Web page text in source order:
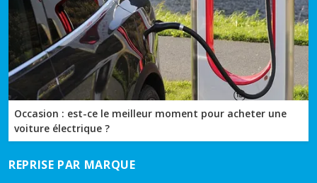
Occasion : est-ce le meilleur moment pour acheter une
voiture électrique ?
REPRISE PAR MARQUE